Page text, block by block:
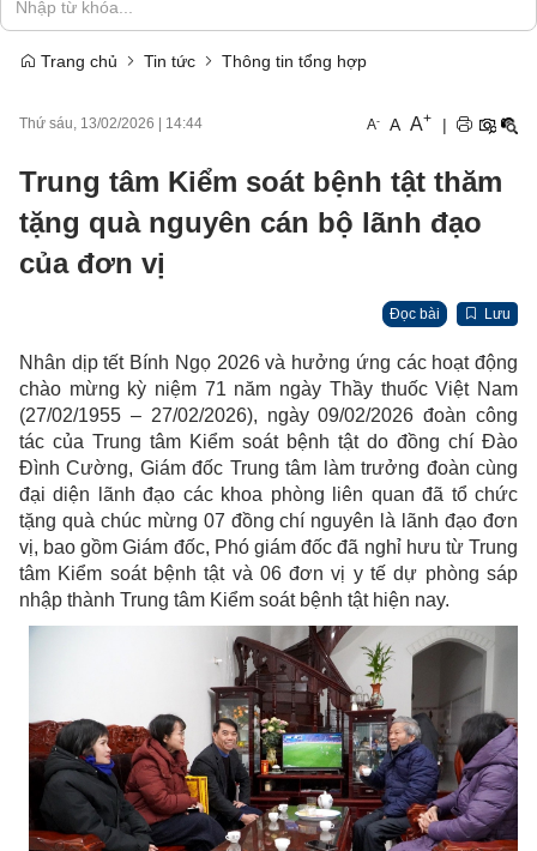
Trang chủ Tin tức Thông tin tổng hợp
Thứ sáu, 13/02/2026 14:44 A- A A+ |
Trung tâm Kiểm soát bệnh tật thăm
tặng quà nguyên cán bộ lãnh đạo
của đơn vị
Đọc bài Lưu
Nhân dịp tết Bính Ngọ 2026 và hưởng ứng các hoạt động
chào mừng kỳ niệm 71 năm ngày Thầy thuốc Việt Nam
(27/02/1955 – 27/02/2026), ngày 09/02/2026 đoàn công
tác của Trung tâm Kiểm soát bệnh tật do đồng chí Đào
Đình Cường, Giám đốc Trung tâm làm trưởng đoàn cùng
đại diện lãnh đạo các khoa phòng liên quan đã tổ chức
tặng quà chúc mừng 07 đồng chí nguyên là lãnh đạo đơn
vị, bao gồm Giám đốc, Phó giám đốc đã nghỉ hưu từ Trung
tâm Kiểm soát bệnh tật và 06 đơn vị y tế dự phòng sáp
nhập thành Trung tâm Kiểm soát bệnh tật hiện nay.